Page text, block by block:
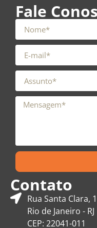
Fale
Contato
Rua Santa Clara,
Rio de Janeiro - RJ
CEP: 22041-011